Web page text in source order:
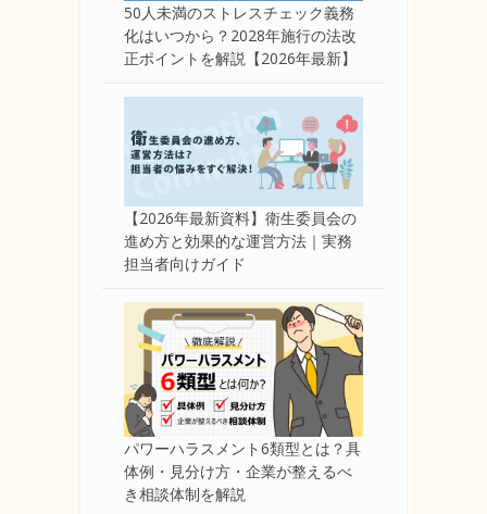
50人未満のストレスチェック義務
化はいつから？2028年施行の法改
正ポイントを解説【2026年最新】
【2026年最新資料】衛生委員会の
進め方と効果的な運営方法｜実務
担当者向けガイド
パワーハラスメント6類型とは？具
体例・見分け方・企業が整えるべ
き相談体制を解説